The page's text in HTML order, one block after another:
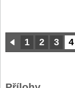
1 2 3 4